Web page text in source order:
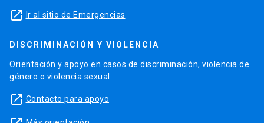
launch Ir al sitio de Emergencias
DISCRIMINACIÓN Y VIOLENCIA
Orientación y apoyo en casos de discriminación, violencia de
género o violencia sexual.
launch Contacto para apoyo